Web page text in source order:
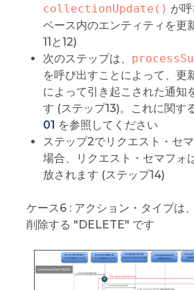
collectionUpdate() が
ベース内のエンティティを更
11と12)
次のステップは、
を呼び出すことによって、更
によって引き起こされた通知
す (ステップ13)。これに関す
01 を参照してください
ステップ2でリクエスト・セ
場合、リクエスト・セマフォ
放されます (ステップ14)
ケース6 : アクション・タイプは
削除する "DELETE" です